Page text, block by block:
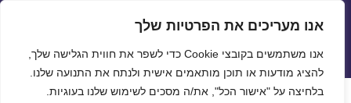
פתח
אנו מעריכים את הפרטיות שלך
אנו משתמשים בקובצי Cookie כדי לשפר את חווית הגלישה שלך,
להציג מודעות או תוכן מותאמים אישית ולנתח את התנועה שלנו.
בלחיצה על "אישור הכל", את/ה מסכים לשימוש שלנו בעוגיות.
שערי חליפין יציגים – שער יציג
תפריטים
ווידג'טים